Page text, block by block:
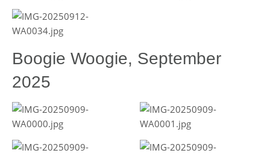
Boogie Woogie, September
2025